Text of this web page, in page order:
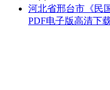
河北省邢台市《民
PDF电子版高清下